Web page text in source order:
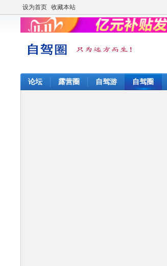
设为首页 收藏本站
论坛 露营圈 自驾游 自驾圈